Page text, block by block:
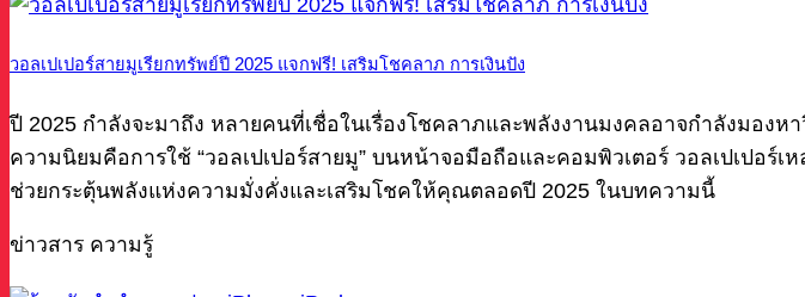
วอลเปเปอร์สายมูเรียกทรัพย์ปี 2025 แจกฟรี! เสริมโชคลาภ การเงินปัง
ปี 2025 กำลังจะมาถึง หลายคนที่เชื่อในเรื่องโชคลาภและพลังงานมงคลอาจกำลังมองห
ความนิยมคือการใช้ “วอลเปเปอร์สายมู” บนหน้าจอมือถือและคอมพิวเตอร์ วอลเปเปอร์
ช่วยกระตุ้นพลังแห่งความมั่งคั่งและเสริมโชคให้คุณตลอดปี 2025 ในบทความนี้
ข่าวสาร ความรู้